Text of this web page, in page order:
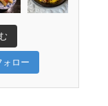
ォロー